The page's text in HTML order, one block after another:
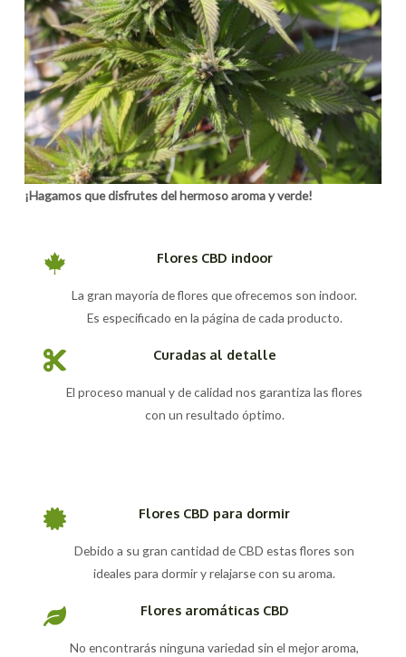
¡Hagamos que disfrutes del hermoso aroma y verde!
Flores CBD indoor
La gran mayoría de flores que ofrecemos son indoor.
Es especificado en la página de cada producto.
Curadas al detalle
El proceso manual y de calidad nos garantiza las flores
con un resultado óptimo.
Flores CBD para dormir
Debido a su gran cantidad de CBD estas flores son
ideales para dormir y relajarse con su aroma.
Flores aromáticas CBD
No encontrarás ninguna variedad sin el mejor aroma,